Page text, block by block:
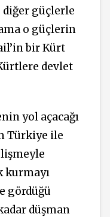
diğer güçlerle
o güçlerin
bir Kürt
devlet
yol açacağı
Türkiye ile
kurmayı
gördüğü
düşman